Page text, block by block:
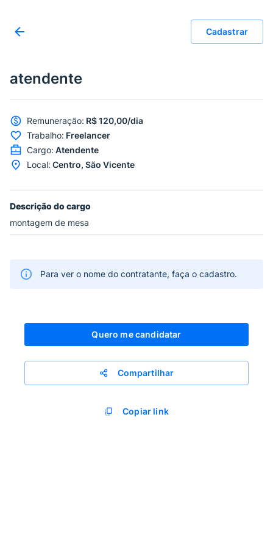
Cadastrar
atendente
Remuneração: R$ 120,00/dia
Trabalho: Freelancer
Cargo: Atendente
Local: Centro, São Vicente
Descrição do cargo
montagem de mesa
Para ver o nome do contratante, faça o cadastro.
Quero me candidatar
Compartilhar
Copiar link